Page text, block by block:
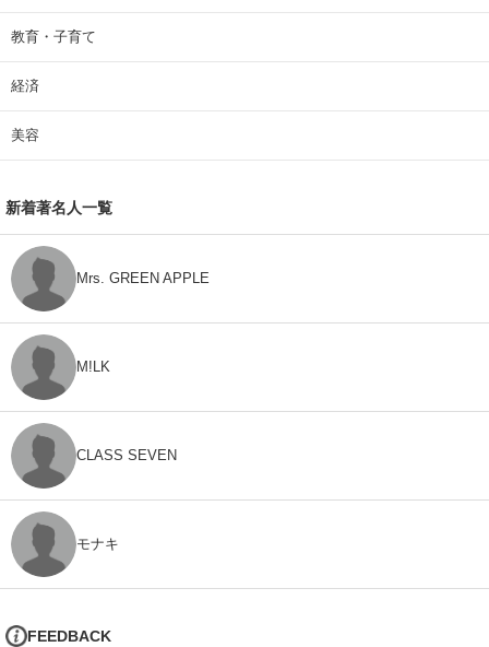
教育・子育て
経済
美容
新着著名人一覧
Mrs. GREEN APPLE
M!LK
CLASS SEVEN
モナキ
FEEDBACK